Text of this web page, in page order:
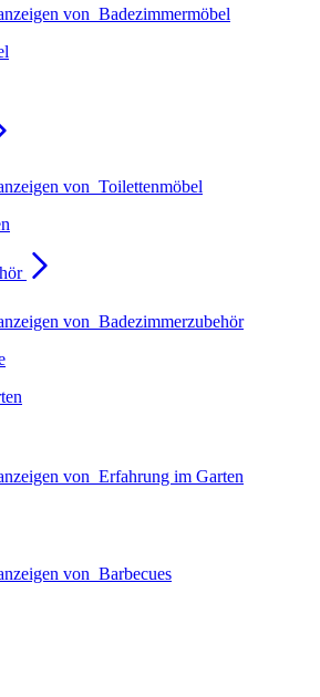
von Badezimmermöbel
von Toilettenmöbel
von Badezimmerzubehör
von Erfahrung im Garten
von Barbecues